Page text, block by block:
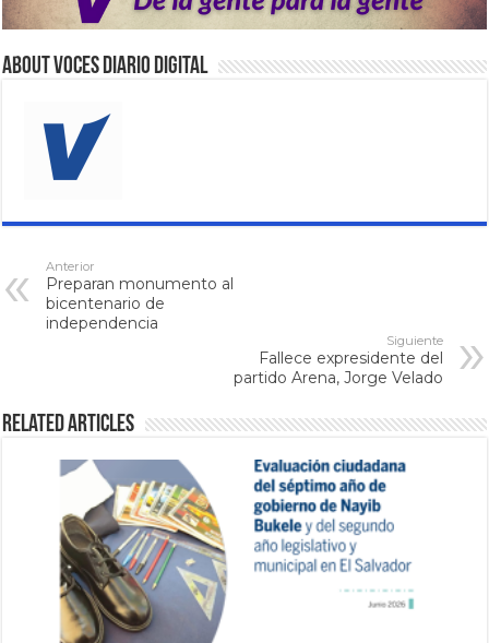
About VOCES Diario digital
Anterior
Preparan monumento al
bicentenario de
independencia
Siguiente
Fallece expresidente del
partido Arena, Jorge Velado
Related Articles